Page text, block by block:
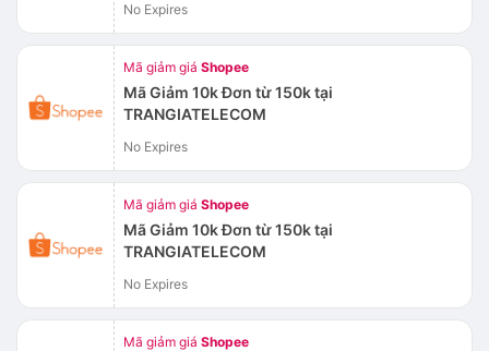
No Expires
Mã giảm giá Shopee
Mã Giảm 10k Đơn từ 150k tại
TRANGIATELECOM
No Expires
Mã giảm giá Shopee
Mã Giảm 10k Đơn từ 150k tại
TRANGIATELECOM
No Expires
Mã giảm giá Shopee